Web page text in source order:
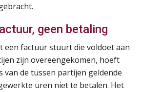
geen betaling
een factuur stuurt die voldoet aan
zijn overeengekomen, hoeft
van de tussen partijen geldende
uren niet te betalen. Het
Loonheffingen PDL
Verbeek Praehep
Loonheffingen VPS